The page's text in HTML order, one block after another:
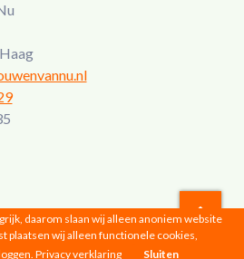
© 2026 |Privacyverklaring
daarom slaan wij alleen anoniem website
plaatsen wij alleen functionele cookies,
Privacy verklaring Sluiten